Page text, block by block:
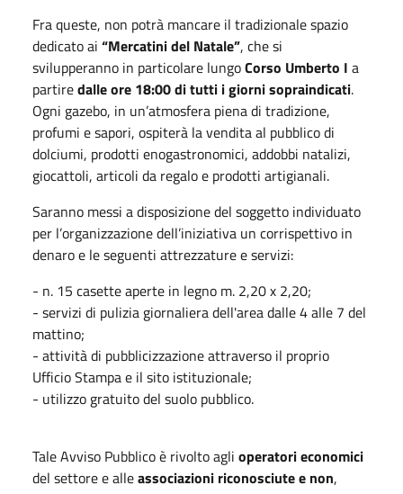
Fra queste, non potrà mancare il tradizionale spazio
dedicato ai “Mercatini del Natale”, che si
svilupperanno in particolare lungoCorso Umberto I a
partiredalle ore 18:00 di tutti i giorni sopraindicati.
Ogni gazebo, in un’atmosfera piena di tradizione,
profumi e sapori, ospiterà la vendita al pubblico di
dolciumi, prodotti enogastronomici, addobbi natalizi,
giocattoli, articoli da regalo e prodotti artigianali.
Saranno messi a disposizione del soggetto individuato
per l’organizzazione dell’iniziativa un corrispettivo in
denaro e le seguenti attrezzature e servizi:
- n. 15 casette aperte in legno m. 2,20 x 2,20;
- servizi di pulizia giornaliera dell'area dalle 4 alle 7 del
mattino;
- attività di pubblicizzazione attraverso il proprio
Ufficio Stampa e il sito istituzionale;
- utilizzo gratuito del suolo pubblico.
Tale Avviso Pubblico è rivolto agli operatori economici
del settore e alleassociazioni riconosciute e non,